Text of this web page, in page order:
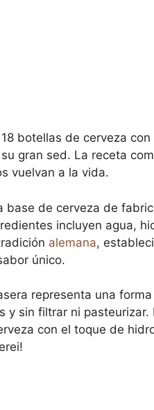
botellas de cerveza
gran sed. La receta
vuelvan a la vida.
base de cerveza de
incluyen agua,
alemana,
único.
representa una
y sin filtrar ni
con el toque de